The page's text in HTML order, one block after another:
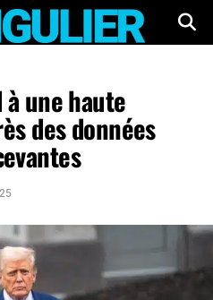
à une haute
des données